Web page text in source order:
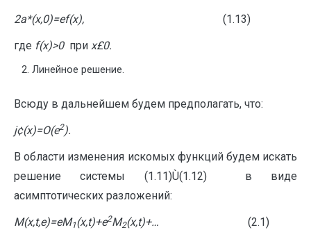
2a*(x,0)=ef(x), (1.13)
где f(x)>0 при x£0.
Линейное решение.
Всюду в дальнейшем будем предполагать, что:
j¢(x)=O(e2).
В области изменения искомых функций будем искать
решение системы (1.11)Ù(1.12) в виде
асимптотических разложений:
M(x,t,e)=eM1(x,t)+e2M2(x,t)+… (2.1)